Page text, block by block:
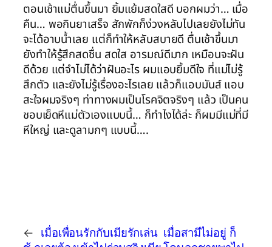
ตอนเช้าแม่ตื่นขึ้นมา ยิ้มแย้มสดใสดี บอกผมว่า… เมื่อ
คืน… พอกินยาเสร็จ สักพักก็ง่วงหลับไปเลยยังไม่ทัน
จะได้อาบน้ำเลย แต่ก็ทำให้หลับสบายดี ตื่นเช้าขึ้นมา
ยังทำให้รู้สึกสดชื่น สดใส อารมณ์ดีมาก เหมือนจะฝัน
ดีด้วย แต่จำไม่ได้ว่าฝันอะไร ผมแอบยิ้มดีใจ ที่แม่ไม่รู้
สึกตัว และยังไม่รู้เรื่องอะไรเลย แล้วก็แอบมันส์ แอบ
สะใจผมจริงๆ ท่าทางผมเป็นโรคจิตจริงๆ แล้ว เป็นคน
ชอบเย็ดหีแม่ตัวเองแบบนี้… ก็ทำไงได้ล่ะ ก็ผมมีแม่ที่มี
หีใหญ่ และดูลามกๆ แบบนี้….
← เมื่อเพื่อนรักกับเมียรักเล่น เมื่อสามีไม่อยู่ ก็